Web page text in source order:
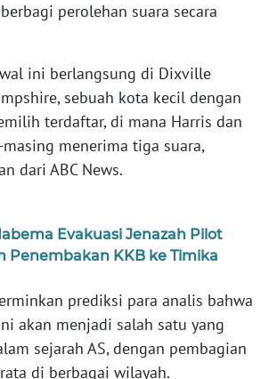
perolehan suara secara
ini berlangsung di Dixville
sebuah kota kecil dengan
terdaftar, di mana Harris dan
menerima tiga suara,
dari ABC News.
Evakuasi Jenazah Pilot
Penembakan KKB ke Timika
prediksi para analis bahwa
akan menjadi salah satu yang
sejarah AS, dengan pembagian
di berbagai wilayah.